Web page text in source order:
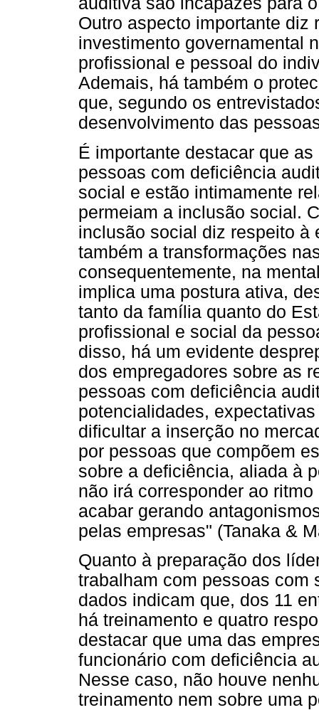
Outro aspecto importante diz
investimento governamental
profissional e pessoal do
Ademais, há também o
que, segundo os
desenvolvimento das
É importante destacar que
pessoas com deficiência
social e estão intimamente
permeiam a inclusão social.
inclusão social diz respeito à
também a transformações
consequentemente, na
implica uma postura ativa,
tanto da família quanto do
profissional e social da
disso, há um evidente
dos empregadores sobre as
pessoas com deficiência
potencialidades,
dificultar a inserção no
por pessoas que compõem
sobre a deficiência, aliada à
não irá corresponder ao
acabar gerando
pelas empresas" (Tanaka &
Quanto à preparação dos
trabalham com pessoas com
dados indicam que, dos 11
há treinamento e quatro
destacar que uma das
funcionário com deficiência
Nesse caso, não houve
treinamento nem sobre uma